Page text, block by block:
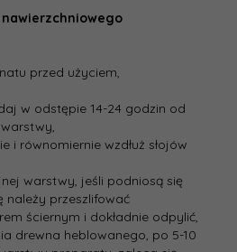
przed użyciem,
w odstępie 14-24 godzin od
i równomiernie wzdłuż słojów
warstwy, jeśli podniosą się
należy przeszlifować
ściernym i dokładnie odpylić,
drewna heblowanego, po 5-10